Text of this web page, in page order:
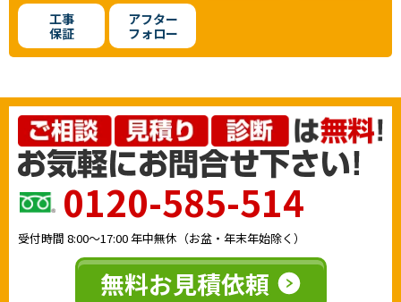
工事
保証
アフター
フォロー
0120-585-514
受付時間 8:00〜17:00年中無休（お盆・年末年始除く）
無料お見積依頼